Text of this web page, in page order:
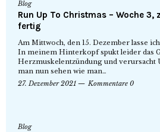
Blog
Run Up To Christmas – Woche
fertig
Am Mittwoch, den 15. Dezember lasse
In meinem Hinterkopf spukt leider das
Herzmuskelentzündung und verursacht
man nun sehen wie man…
27. Dezember 2021
Kommentare 0
Blog